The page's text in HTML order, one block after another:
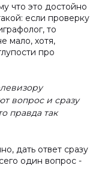
что это достойно
если проверку
то
мало, хотя,
про
вопрос и сразу
правда так
дать ответ сразу
один вопрос -